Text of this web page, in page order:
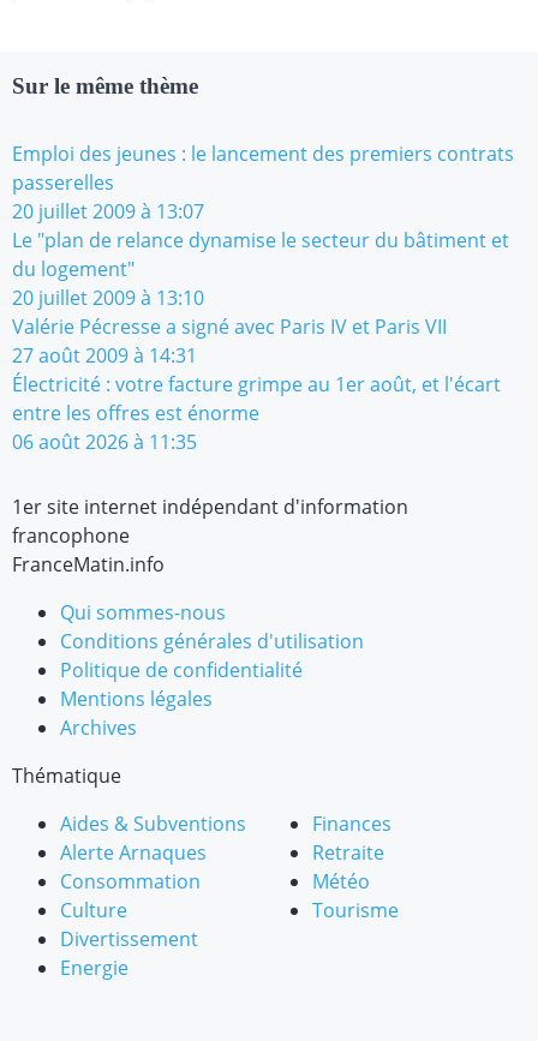
Sur le même thème
Emploi des jeunes : le lancement des premiers contrats
passerelles
20 juillet 2009 à 13:07
Le "plan de relance dynamise le secteur du bâtiment et
du logement"
20 juillet 2009 à 13:10
Valérie Pécresse a signé avec Paris IV et Paris VII
27 août 2009 à 14:31
Électricité : votre facture grimpe au 1er août, et l'écart
entre les offres est énorme
06 août 2026 à 11:35
1er site internet indépendant d'information
francophone
FranceMatin.info
Qui sommes-nous
Conditions générales d'utilisation
Politique de confidentialité
Mentions légales
Archives
Thématique
Aides & Subventions
Alerte Arnaques
Consommation
Culture
Divertissement
Energie
Finances
Retraite
Météo
Tourisme